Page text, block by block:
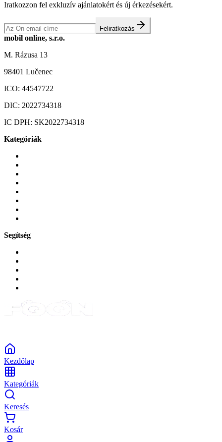
Iratkozzon fel exkluzív ajánlatokért és új érkezésekért.
Feliratkozás
mobil online, s.r.o.
M. Rázusa 13
98401 Lučenec
ICO: 44547722
DIC: 2022734318
IC DPH: SK2022734318
Kategóriák
Segítség
Kezdőlap
Kategóriák
Keresés
Kosár